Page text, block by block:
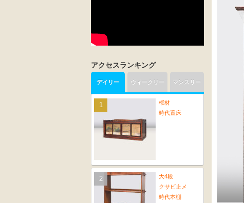
アクセスランキング
デイリー
桜材
時代置床
大4段
クサビ止メ
時代本棚
ウィークリー マンスリー